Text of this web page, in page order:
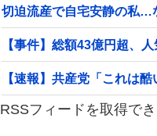
切迫流産で自宅安静の私…
【事件】総額43億円超、
【速報】共産党「これは
RSSフィードを取得で